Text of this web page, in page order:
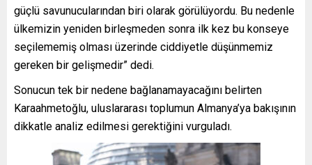
güçlü savunucularından biri olarak görülüyordu. Bu nedenle
ülkemizin yeniden birleşmeden sonra ilk kez bu konseye
seçilememiş olması üzerinde ciddiyetle düşünmemiz
gereken bir gelişmedir” dedi.
Sonucun tek bir nedene bağlanamayacağını belirten
Karaahmetoğlu, uluslararası toplumun Almanya’ya bakışının
dikkatle analiz edilmesi gerektiğini vurguladı.